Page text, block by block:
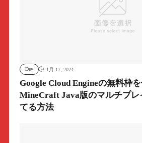
Dev 1月 17, 2024
Google Cloud Engineの無料枠
MineCraft Java版のマルチプレ
てる方法